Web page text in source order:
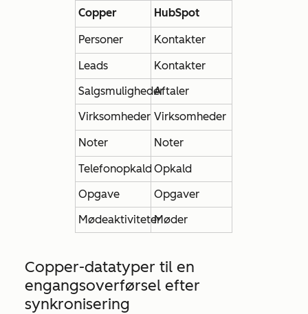
Copper HubSpot
Personer
Kontakter
Leads
Kontakter
SalgsmulighederAftaler
Virksomheder Virksomheder
Noter
Noter
TelefonopkaldOpkald
Opgave
Opgaver
MødeaktiviteterMøder
Copper-datatyper til en
engangsoverførsel efter
synkronisering